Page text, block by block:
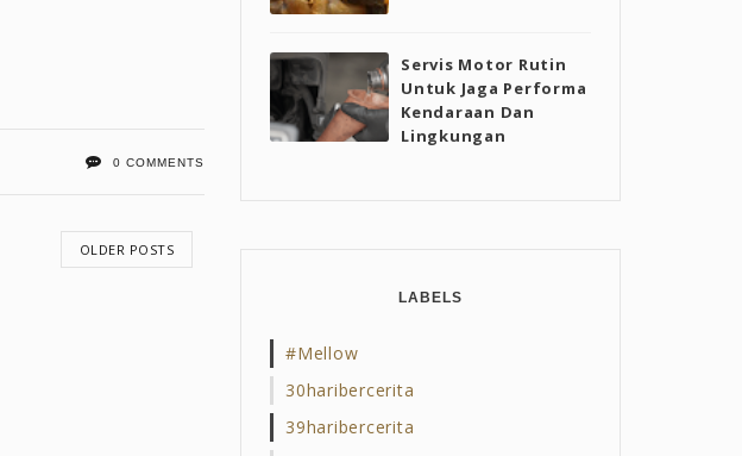
0 COMMENTS
OLDER POSTS
Servis Motor Rutin
Untuk Jaga Performa
Kendaraan Dan
Lingkungan
LABELS
#mellow
30haribercerita
39haribercerita